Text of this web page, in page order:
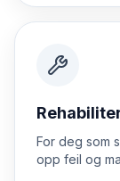
For deg som
opp feil og